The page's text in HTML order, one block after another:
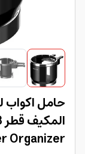
حامل اكواب
Organizer